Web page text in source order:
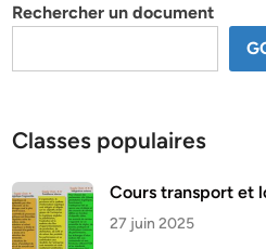
Rechercher un document
Classes populaires
Cours transport et
27 juin 2025